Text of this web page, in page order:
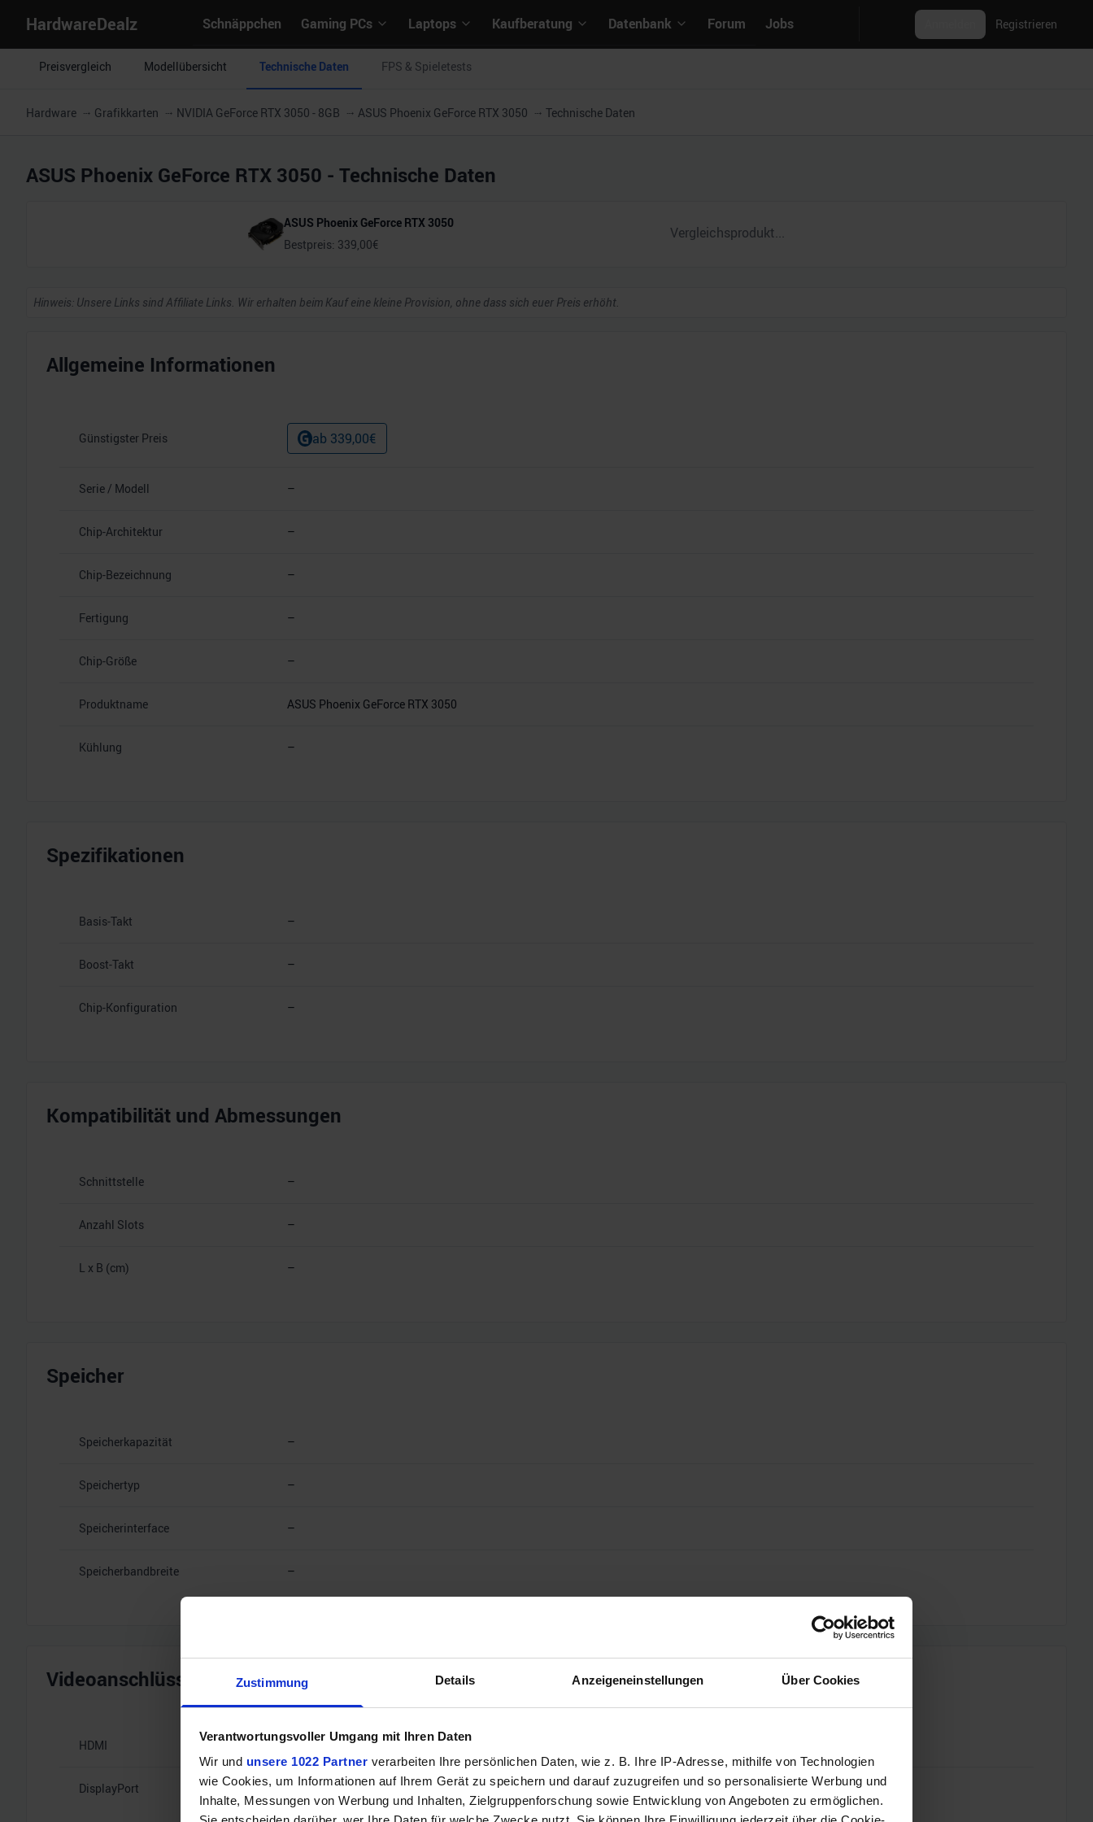
Zustimmung Details Anzeigeneinstellungen Über Cookies
Verantwortungsvoller Umgang mit Ihren Daten
Wir und unsere 1022 Partner verarbeiten Ihre persönlichen Daten, wie z. B. Ihre IP-Adresse, mithilfe von Technologien
wie Cookies, um Informationen auf Ihrem Gerät zu speichern und darauf zuzugreifen und so personalisierte Werbung und
Inhalte, Messungen von Werbung und Inhalten, Zielgruppenforschung sowie Entwicklung von Angeboten zu ermöglichen.
HardwareDealz Schnäppchen Gaming PCs Laptops Kaufberatung Datenbank Forum Jobs Registrieren
Preisvergleich Modellübersicht Technische Daten FPS & Spieletests
Hardware Grafikkarten NVIDIA GeForce RTX 3050 - 8GB ASUS Phoenix GeForce RTX 3050 Technische Daten
ASUS Phoenix GeForce RTX 3050 - Technische Daten
ASUS Phoenix GeForce RTX 3050
Bestpreis: 339,00€
Hinweis: Unsere Links sind Affiliate Links. Wir erhalten beim Kauf eine kleine Provision, ohne dass sich euer Preis erhöht.
Allgemeine Informationen
Günstigster Preis ab 339,00€
Serie / Modell –
Chip-Architektur –
Chip-Bezeichnung –
Fertigung –
Chip-Größe –
Produktname ASUS Phoenix GeForce RTX 3050
Kühlung –
Spezifikationen
Basis-Takt –
Boost-Takt –
Chip-Konfiguration –
Kompatibilität und Abmessungen
Schnittstelle –
Anzahl Slots –
L x B (cm) –
Speicher
Speicherkapazität –
Speichertyp –
Speicherinterface –
Speicherbandbreite –
Videoanschlüsse
HDMI –
DisplayPort –